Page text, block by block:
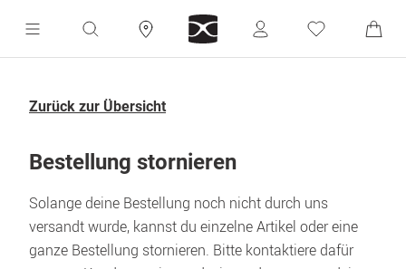
Zurück zur Übersicht
Bestellung stornieren
Solange deine Bestellung noch nicht durch uns
versandt wurde, kannst du einzelne Artikel oder eine
ganze Bestellung stornieren. Bitte kontaktiere dafür